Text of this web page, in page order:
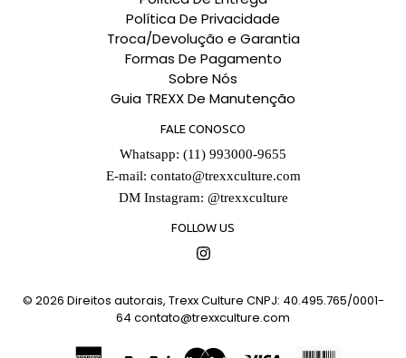
Política De Privacidade
Troca/Devolução e Garantia
Formas De Pagamento
Sobre Nós
Guia TREXX De Manutenção
FALE CONOSCO
Whatsapp: (11) 993000-9655
E-mail: contato@trexxculture.com
DM Instagram: @trexxculture
FOLLOW US
Instagram
© 2026 Direitos autorais, Trexx Culture CNPJ: 40.495.765/0001-
64 contato@trexxculture.com